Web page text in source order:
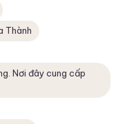
Thành
Nơi đây cung cấp